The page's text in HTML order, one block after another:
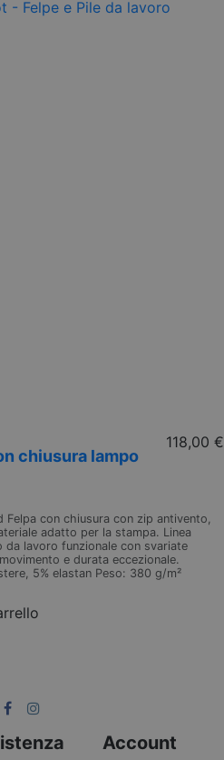
chiusura lampo
118,00 €
Felpa con chiusura con zip antivento,
adatto per la stampa. Linea
lavoro funzionale con svariate
e durata eccezionale.
5% elastan Peso: 380 g/m²
Account